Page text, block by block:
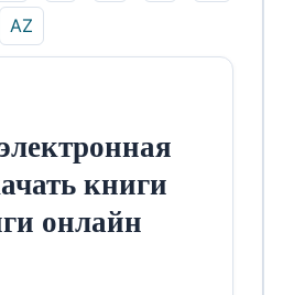
AZ
книги
онлайн